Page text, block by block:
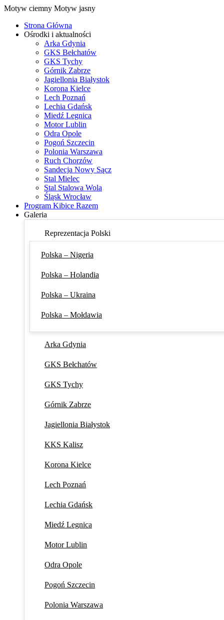
Motyw ciemny Motyw jasny
Strona Główna
Ośrodki i aktualności
Arka Gdynia
GKS Bełchatów
GKS Tychy
Górnik Zabrze
Jagiellonia Białystok
Korona Kielce
Lech Poznań
Lechia Gdańsk
Miedź Legnica
Motor Lublin
Odra Opole
Pogoń Szczecin
Polonia Warszawa
Ruch Chorzów
Sandecja Nowy Sącz
Stal Mielec
Stal Stalowa Wola
Śląsk Wrocław
Program Kibice Razem
Galeria
Reprezentacja Polski
Polska – Nigeria
Polska – Holandia
Polska – Ukraina
Polska – Mołdawia
Arka Gdynia
GKS Bełchatów
GKS Tychy
Górnik Zabrze
Jagiellonia Białystok
KKS Kalisz
Korona Kielce
Lech Poznań
Lechia Gdańsk
Miedź Legnica
Motor Lublin
Odra Opole
Pogoń Szczecin
Polonia Warszawa